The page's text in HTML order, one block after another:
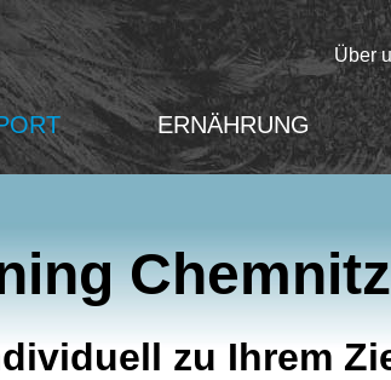
Über
ERNÄHRUNG
zu Ihrem